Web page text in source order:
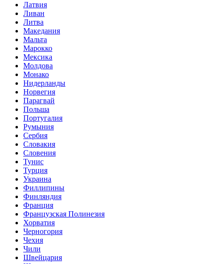
Латвия
Ливан
Литва
Македания
Мальта
Марокко
Мексика
Молдова
Монако
Нидерланды
Норвегия
Парагвай
Польша
Португалия
Румыния
Сербия
Словакия
Словения
Тунис
Турция
Украина
Филлипины
Финляндия
Франция
Французская Полинезия
Хорватия
Черногория
Чехия
Чили
Швейцария